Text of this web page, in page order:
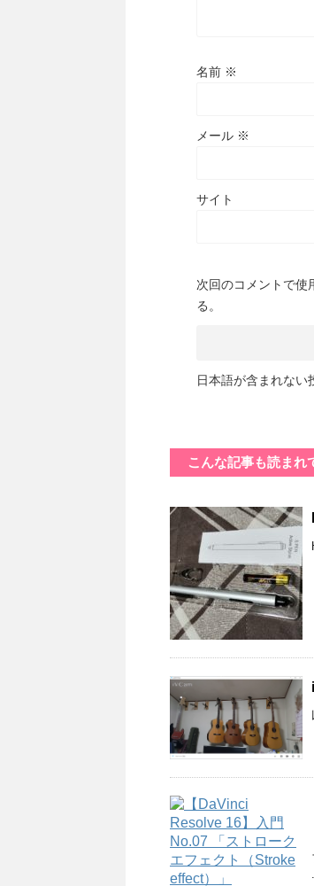
名前 ※
メール ※
サイト
次回のコメントで使
る。
日本語が含まれない
こんな記事も読まれ